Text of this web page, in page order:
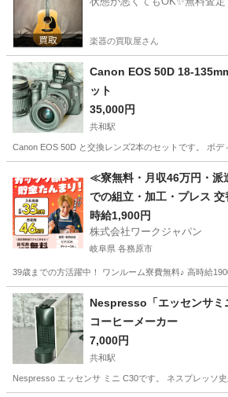
楽器の買取屋さん
Canon EOS 50D 18-
ット
35,000円
共和駅
Canon EOS 50D と交換レンズ2本のセットです。 ボ
共和駅 家電
≪寮無料・月収46万円・
での組立・加工・プレス 交
時給1,900円
株式会社ワークジャパン
岐阜県 各務原市
39歳までの方活躍中！ ワンルーム寮費無料♪ 高時給
岐阜 各務原市 Nespresso「エッセンサミ
コーヒーメーカー
7,000円
共和駅
Nespresso エッセンサ ミニ C30です。 ネスプレッソ